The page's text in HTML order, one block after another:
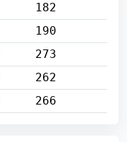
182
190
273
262
266